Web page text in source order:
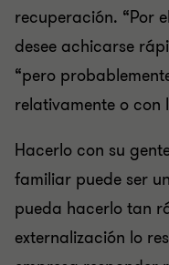
recuperación. “Por
desee achicarse
“pero
relativamente o con
Hacerlo con su
familiar puede ser
pueda hacerlo tan
externalización lo